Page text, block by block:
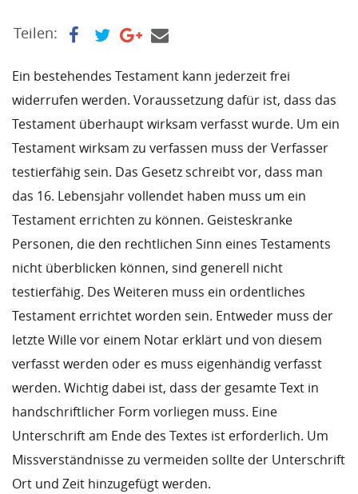
Teilen:
Ein bestehendes Testament kann jederzeit frei
widerrufen werden. Voraussetzung dafür ist, dass das
Testament überhaupt wirksam verfasst wurde. Um ein
Testament wirksam zu verfassen muss der Verfasser
testierfähig sein. Das Gesetz schreibt vor, dass man
das 16. Lebensjahr vollendet haben muss um ein
Testament errichten zu können. Geisteskranke
Personen, die den rechtlichen Sinn eines Testaments
nicht überblicken können, sind generell nicht
testierfähig. Des Weiteren muss ein ordentliches
Testament errichtet worden sein. Entweder muss der
letzte Wille vor einem Notar erklärt und von diesem
verfasst werden oder es muss eigenhändig verfasst
werden. Wichtig dabei ist, dass der gesamte Text in
handschriftlicher Form vorliegen muss. Eine
Unterschrift am Ende des Textes ist erforderlich. Um
Missverständnisse zu vermeiden sollte der Unterschrift
Ort und Zeit hinzugefügt werden.